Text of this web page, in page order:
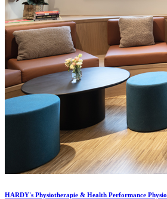
HARDY's Physiotherapie & Health Performance